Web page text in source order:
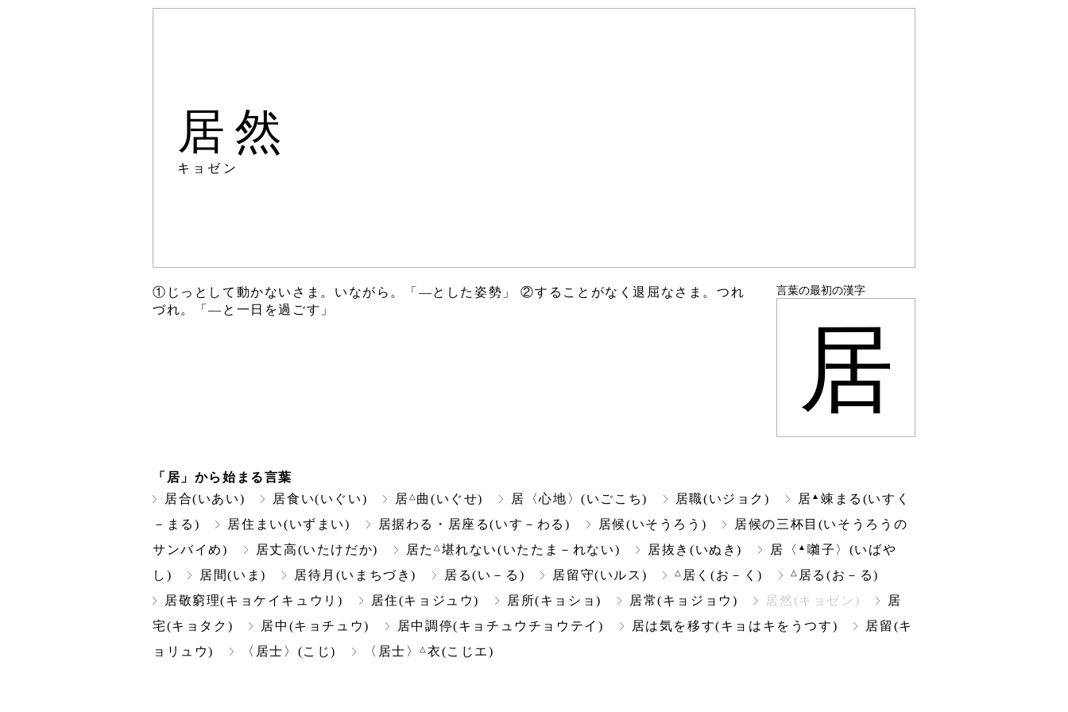
居然
キョゼン
①じっとして動かないさま。いながら。「―とした姿勢」 ②することがなく退屈なさま。つれ
づれ。「―と一日を過ごす」
言葉の最初の漢字
居
「居」から始まる言葉
居合(いあい)
居食い(いぐい) 居 △ 曲(いぐせ) 居〈心地〉(いごこち) 居職(いジョク) 居 ▲ 竦まる(いすく
－まる)
居住まい(いずまい) 居据わる・居座る(いす－わる) 居候(いそうろう)
居候の三杯目(いそうろうの
サンバイめ)
居丈高(いたけだか) 居た△ 堪れない(いたたま－れない) 居抜き(いぬき) 居〈 ▲ 囃子〉(いばや
し)
居間(いま) 居待月(いまちづき) 居る(い－る) 居留守(いルス) △ 居く(お－く) △ 居る(お－る)
居敬窮理(キョケイキュウリ)
居住(キョジュウ) 居所(キョショ) 居常(キョジョウ) 居然(キョゼン)
居
宅(キョタク)
居中(キョチュウ) 居中調停(キョチュウチョウテイ) 居は気を移す(キョはキをうつす)
居留(キ
ョリュウ)
〈居士〉(こじ) 〈居士〉△ 衣(こじエ)